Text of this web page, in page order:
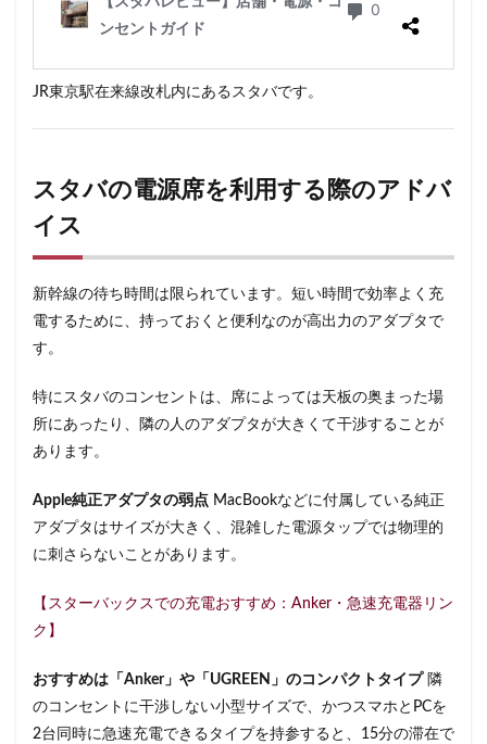
JR東京駅在来線改札内にあるスタバです。
スタバの電源席を利用する際のアドバ
イス
新幹線の待ち時間は限られています。短い時間で効率よく充
電するために、持っておくと便利なのが高出力のアダプタで
す。
特にスタバのコンセントは、席によっては天板の奥まった場
所にあったり、隣の人のアダプタが大きくて干渉することが
あります。
Apple純正アダプタの弱点 MacBookなどに付属している純正
アダプタはサイズが大きく、混雑した電源タップでは物理的
に刺さらないことがあります。
【スターバックスでの充電おすすめ：Anker・急速充電器リン
ク】
おすすめは「Anker」や「UGREEN」のコンパクトタイプ 隣
のコンセントに干渉しない小型サイズで、かつスマホとPCを
2台同時に急速充電できるタイプを持参すると、15分の滞在で